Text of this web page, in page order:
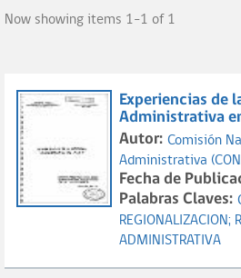
Now showing items 1-1 of 1
Experiencias de
Administrativa
Autor: Comisión
Administrativa
Fecha de
Palabras Claves:
REGIONALIZACION;
ADMINISTRATIVA